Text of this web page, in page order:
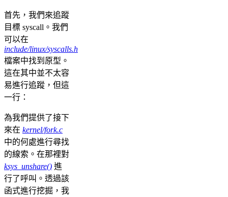
首先，我們來追蹤
目標 syscall。我們
可以在
include/linux/syscalls.h
檔案中找到原型。
這在其中並不太容
易進行追蹤，但這
一行：
為我們提供了接下
來在 kernel/fork.c
中的何處進行尋找
的線索。在那裡對
ksys_unshare() 進
行了呼叫。透過該
函式進行挖掘，我